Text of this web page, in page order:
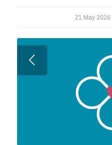
21 May 2026
/